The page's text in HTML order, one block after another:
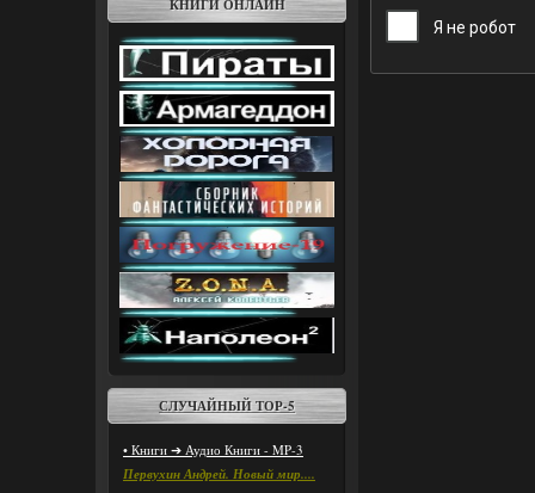
КНИГИ ОНЛАЙН
СЛУЧАЙНЫЙ ТОР-5
• Книги ➔ Аудио Книги - MP-3
Первухин Андрей. Новый мир....
•
• 20.Суд